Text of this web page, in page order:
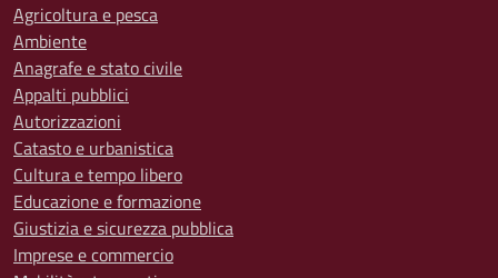
Agricoltura e pesca
Ambiente
Anagrafe e stato civile
Appalti pubblici
Autorizzazioni
Catasto e urbanistica
Cultura e tempo libero
Educazione e formazione
Giustizia e sicurezza pubblica
Imprese e commercio